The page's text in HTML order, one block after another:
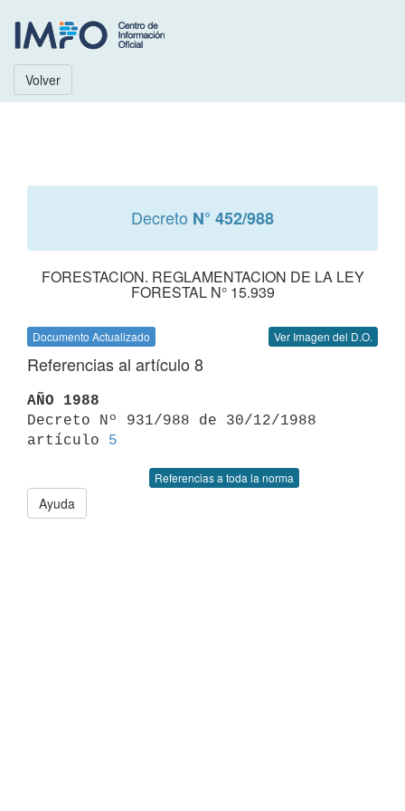
Volver
Decreto N° 452/988
FORESTACION. REGLAMENTACION DE LA LEY
FORESTAL N° 15.939
Documento Actualizado Ver Imagen del D.O.
Referencias al artículo 8
AÑO 1988
Decreto Nº 931/988 de 30/12/1988
artículo 5
Referencias a toda la norma
Ayuda